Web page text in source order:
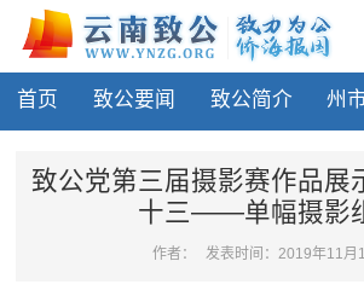
网站导航
首页
致公要闻
致公简介
首页 致公要闻 致公简介 州
致公党第三届摄影赛作品展
十三——单幅摄影
作者： 发表时间：2019年11月